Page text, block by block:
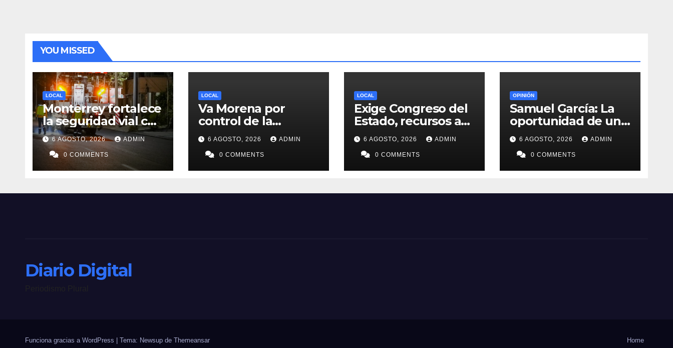
YOU MISSED
LOCAL
Monterrey fortalece
la seguridad vial con
trabajos de
delimitación de
carriles en Paseo de
los Leones
6 AGOSTO, 2026 ADMIN
0 COMMENTS
LOCAL
Va Morena por
control de la
conversación
pública con nueva
Ley mordaza: José
Luis Garza Ochoa
6 AGOSTO, 2026 ADMIN
0 COMMENTS
LOCAL
Exige Congreso del
Estado, recursos a
organizaciones de la
sociedad civil
6 AGOSTO, 2026 ADMIN
0 COMMENTS
OPINIÓN
Samuel García: La
oportunidad de una
generación
6 AGOSTO, 2026 ADMIN
0 COMMENTS
Diario Digital
Funciona gracias a WordPress Tema: Newsup de Themeansar Home